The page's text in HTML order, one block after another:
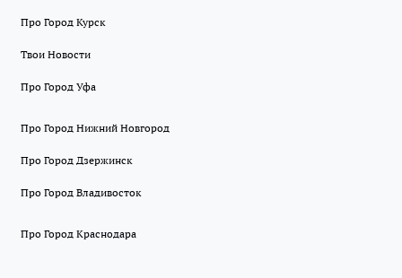
Про Город Курск
Твои Новости
Про Город Уфа
Про Город Нижний Новгород
Про Город Дзержинск
Про Город Владивосток
Про Город Краснодара